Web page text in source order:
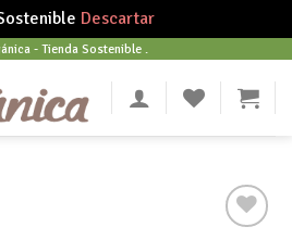
Descartar
- Tienda Sostenible .